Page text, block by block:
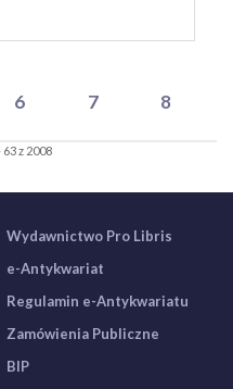
6 7 8
z 2008
Wydawnictwo Pro Libris
e-Antykwariat
Regulamin e-Antykwariatu
Zamówienia Publiczne
BIP